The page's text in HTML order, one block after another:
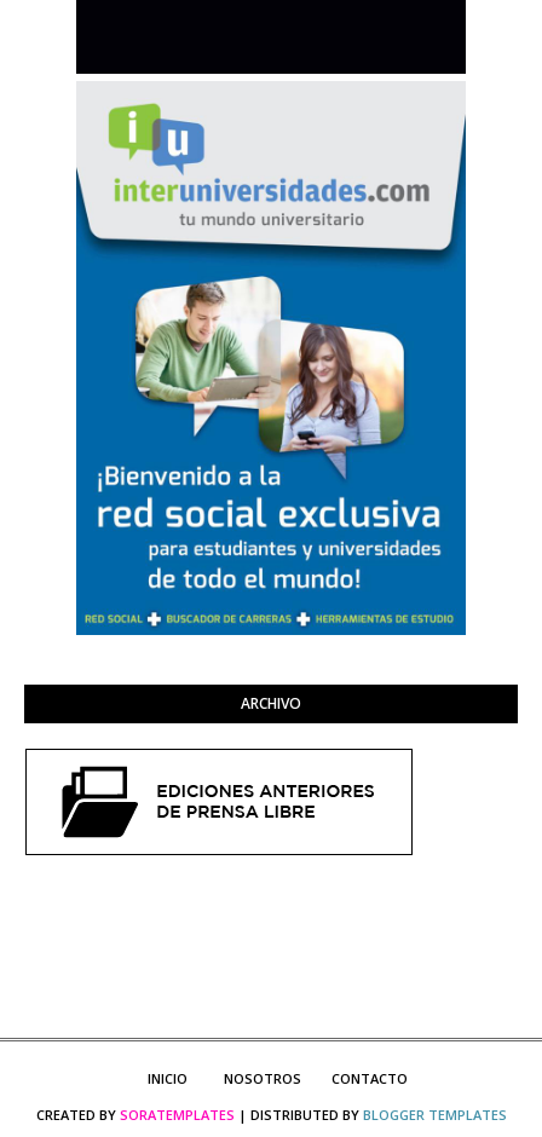
ARCHIVO
INICIO NOSOTROS
CONTACTO
CREATED BY SORATEMPLATES | DISTRIBUTED BY BLOGGER TEMPLATES